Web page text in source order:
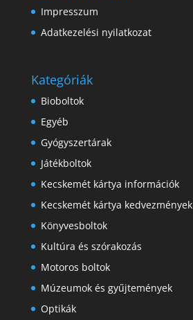
Impresszum
Adatkezelési nyilatkozat
Kategóriák
Bioboltok
Egyéb
Gyógyszertárak
Játékboltok
Kecskemét kártya információk
Kecskemét kártya kedvezmények
Könyvesboltok
Kultúra és szórakozás
Motoros boltok
Múzeumok és gyűjtemények
Optikák